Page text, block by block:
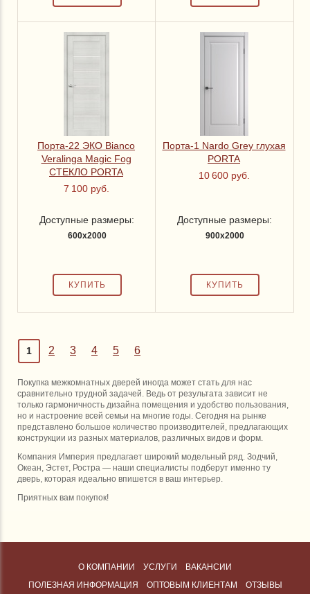
Доступные размеры:
600x2000
Порта-22 ЭКО Bianco
Veralinga Magic Fog
СТЕКЛО PORTA
7 100 руб.
Доступные размеры:
900x2000
Порта-1 Nardo Grey глухая
PORTA
10 600 руб.
1 2 3 4 5 6
Покупка межкомнатных дверей иногда может стать для нас
сравнительно трудной задачей. Ведь от результата зависит не
только гармоничность дизайна помещения и удобство пользования,
но и настроение всей семьи на многие годы. Сегодня на рынке
представлено большое количество производителей, предлагающих
конструкции из разных материалов, различных видов и форм.
Компания Империя предлагает широкий модельный ряд. Зодчий,
Океан, Эстет, Ростра — наши специалисты подберут именно ту
дверь, которая идеально впишется в ваш интерьер.
Приятных вам покупок!
О КОМПАНИИ УСЛУГИ
ВАКАНСИИ
ПОЛЕЗНАЯ ИНФОРМАЦИЯ
ОПТОВЫМ КЛИЕНТАМ ОТЗЫВЫ